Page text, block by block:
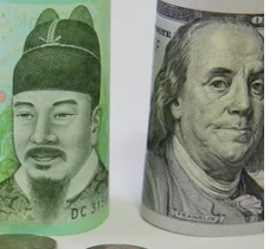
là trụ cột cuối cùng để
bằng, bảo vệ ngành
sản phẩm tương tự
gây ra bởi hàng nhập